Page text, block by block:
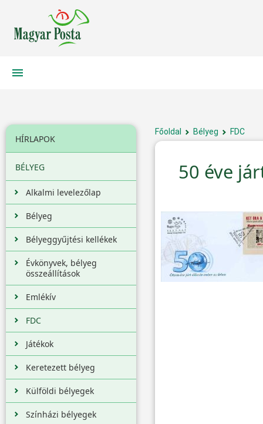
HÍRLAPOK
BÉLYEG
Alkalmi levelezőlap
Bélyeg
Bélyeggyűjtési kellékek
Évkönyvek, bélyeg
összeállítások
Emlékív
FDC
Játékok
Keretezett bélyeg
Külföldi bélyegek
Színházi bélyegek
Főoldal Bélyeg FDC
50 éve